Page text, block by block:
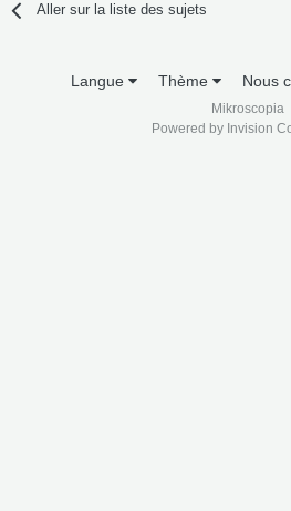
Aller sur la liste des sujets
Langue Thème Nous
Mikroscopia
Powered by Invision